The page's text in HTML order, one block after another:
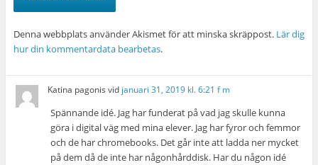
Denna webbplats använder Akismet för att minska skräppost. Lär dig
hur din kommentardata bearbetas.
Katina pagonis vid januari 31, 2019 kl. 6:21 f m
Spännande idé. Jag har funderat på vad jag skulle kunna
göra i digital väg med mina elever. Jag har fyror och femmor
och de har chromebooks. Det går inte att ladda ner mycket
på dem då de inte har någonhårddisk. Har du någon idé